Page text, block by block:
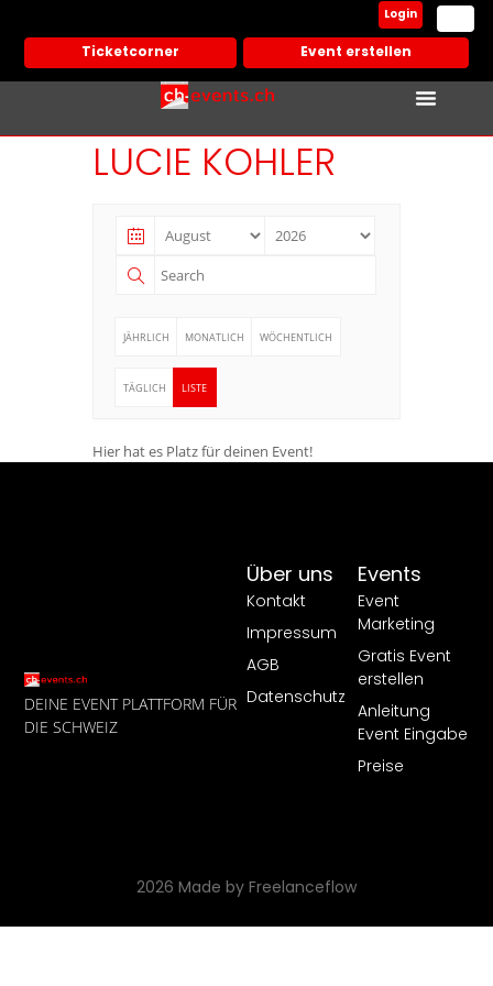
Ticketcorner Event erstellen
Login
LUCIE KOHLER
JÄHRLICH MONATLICH WÖCHENTLICH
TÄGLICH LISTE
Hier hat es Platz für deinen Event!
DEINE EVENT PLATTFORM FÜR
DIE SCHWEIZ
Events
Event
Marketing
Gratis Event
erstellen
Anleitung
Event Eingabe
Preise
Über uns
Kontakt
Impressum
AGB
Datenschutz
2026 Made by Freelanceflow